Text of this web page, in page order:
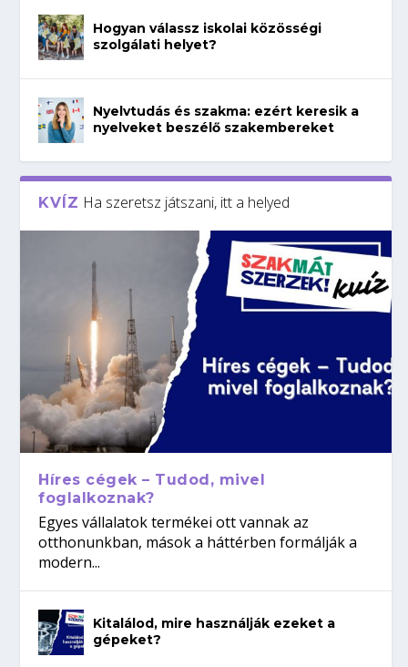
Hogyan válassz iskolai közösségi
szolgálati helyet?
Nyelvtudás és szakma: ezért keresik a
nyelveket beszélő szakembereket
KVÍZ Ha szeretsz játszani, itt a helyed
Híres cégek – Tudod, mivel
foglalkoznak?
Egyes vállalatok termékei ott vannak az
otthonunkban, mások a háttérben formálják a
modern...
Kitalálod, mire használják ezeket a
gépeket?